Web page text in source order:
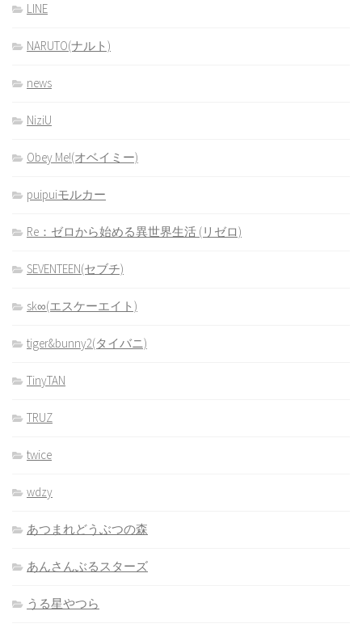
LINE
NARUTO(ナルト)
news
NiziU
Obey Me!(オベイミー)
puipuiモルカー
Re：ゼロから始める異世界生活 (リゼロ)
SEVENTEEN(セブチ)
sk∞(エスケーエイト)
tiger&bunny2(タイバニ)
TinyTAN
TRUZ
twice
wdzy
あつまれどうぶつの森
あんさんぶるスターズ
うる星やつら